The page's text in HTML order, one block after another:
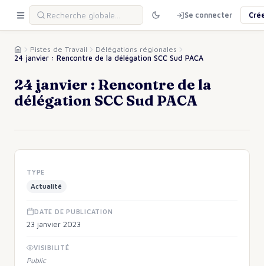
Se connecter
Pistes de Travail
Délégations régionales
24 janvier : Rencontre de la délégation SCC Sud PACA
24 janvier : Rencontre de la
délégation SCC Sud PACA
TYPE
Actualité
DATE DE PUBLICATION
23 janvier 2023
VISIBILITÉ
Public